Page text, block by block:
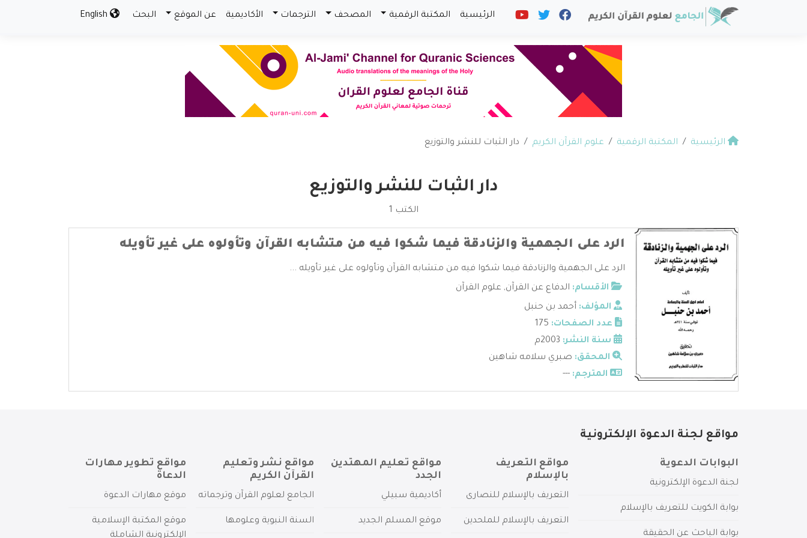
الرئيسية المكتبة الرقمية المصحف الترجمات الأكاديمية عن الموقع البحث
الرئيسية المكتبة الرقمية علوم القرآن الكريم دار الثبات للنشر والتوزيع
دار الثبات للنشر والتوزيع
الكتب 1
الرد على الجهمية والزنادقة فيما شكوا فيه من متشابه القرآن وتأولوه على غير تأويله
الرد على الجهمية والزنادقة فيما شكوا فيه من متشابه القرآن وتأولوه على غير تأويله ...
الأقسام: الدفاع عن القرآن, علوم القرآن
المؤلف: أحمد بن حنبل
عدد الصفحات:
سنة النشر:
المحقق: صبري سلامه شاهين
المترجم: ---
مواقع لجنة الدعوة الإلكترونية
البوابات الدعوية
لجنة الدعوة الإلكترونية
بوابة الكويت للتعريف بالإسلام
بوابة الباحث عن الحقيقة
مواقع التعريف
بالإسلام
التعريف بالإسلام للنصارى
التعريف بالإسلام للملحدين
مواقع تعليم المهتدين
الجدد
أكاديمية سبيلي
موقع المسلم الجديد
مواقع نشر وتعليم
القرآن الكريم
الجامع لعلوم القرآن وترجماته
السنة النبوية وعلومها
مواقع تطوير مهارات
الدعاة
موقع مهارات الدعوة
موقع المكتبة الإسلامية
الإلكترونية الشاملة